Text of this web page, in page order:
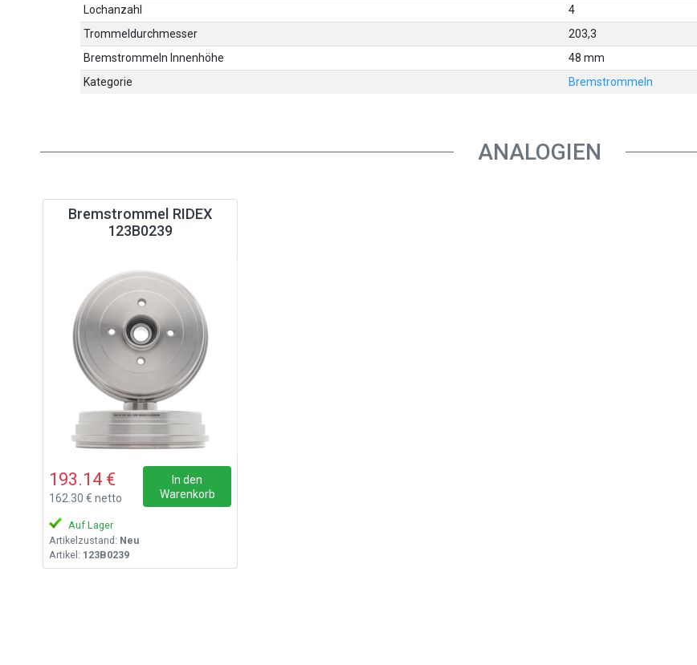
Lochanzahl
4
Trommeldurchmesser
203,3
Bremstrommeln Innenhöhe
48 mm
Kategorie
Bremstrommeln
ANALOGIEN
Bremstrommel RIDEX
123B0239
193.14 €
162.30 € netto
In den
Warenkorb
Auf Lager
Artikelzustand: Neu
Artikel: 123B0239